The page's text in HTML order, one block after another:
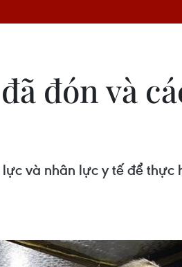
đón và
và nhân lực y tế để